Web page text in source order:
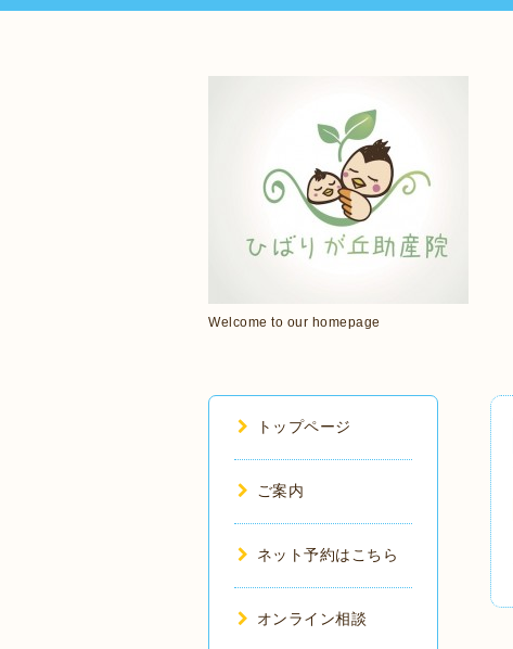
Welcome to our homepage
トップページ
ご案内
ネット予約はこちら
オンライン相談